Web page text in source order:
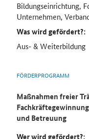
Bildungseinrichtung,
Unternehmen,
Was wird gefördert?:
Aus- & Weiterbildung
FÖRDERPROGRAMM
Maßnahmen freier
und Betreuung
Wer wird gefördert?: